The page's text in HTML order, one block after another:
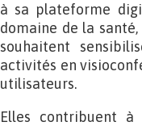
à sa plateforme
domaine de la
souhaitent
activités en
utilisateurs.
Elles contribuent